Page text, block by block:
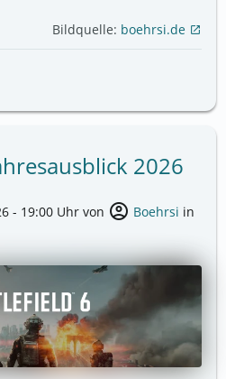
Bildquelle: boehrsi.de open_in_new
2026
- 19:00 Uhr von account_circle Boehrsi in